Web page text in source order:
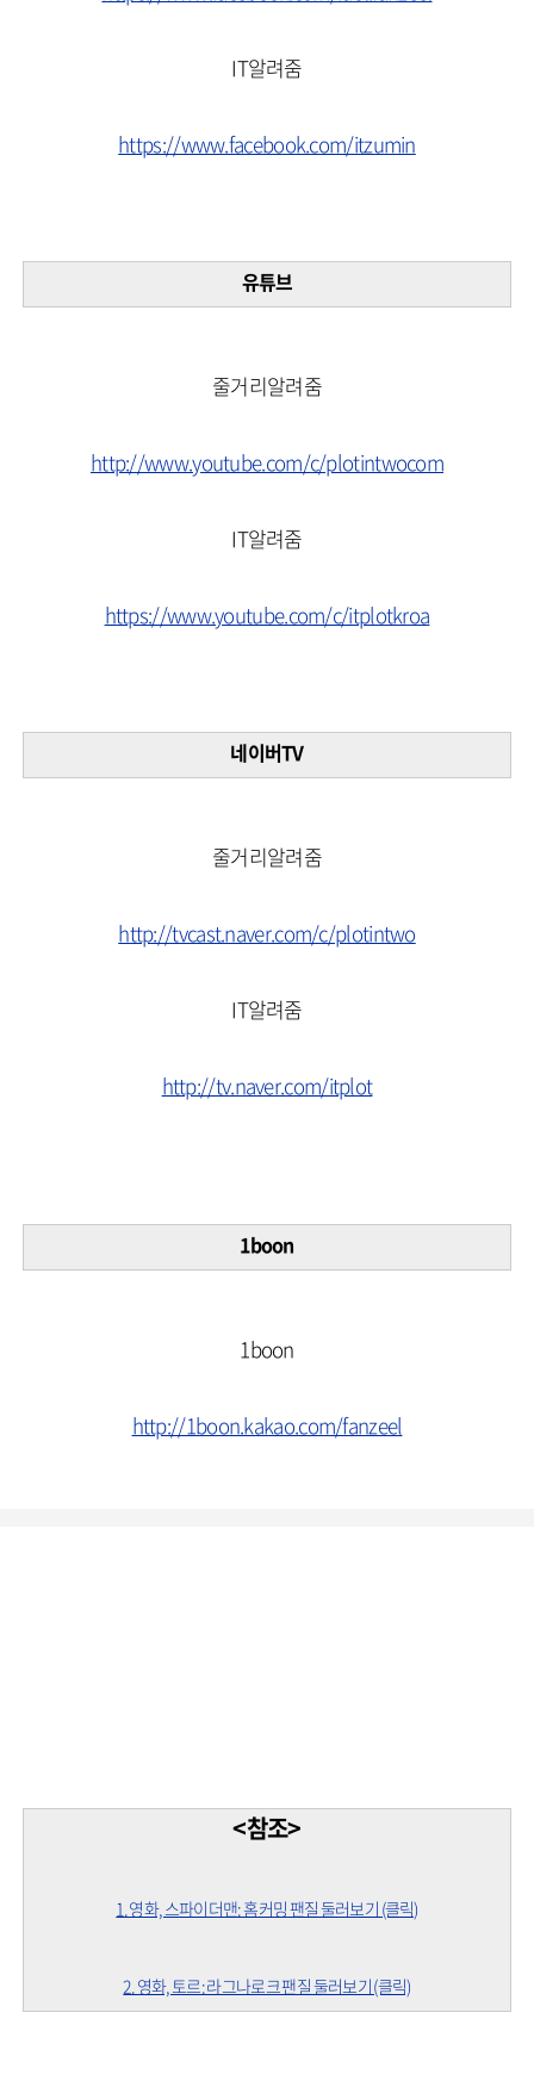
IT알려줌
https://www.facebook.com/itzumin
유튜브
줄거리알려줌
http://www.youtube.com/c/plotintwocom
IT알려줌
https://www.youtube.com/c/itplotkroa
네이버TV
줄거리알려줌
http://tvcast.naver.com/c/plotintwo
IT알려줌
http://tv.naver.com/itplot
1boon
1boon
http://1boon.kakao.com/fanzeel
<참조>
1. 영화, 스파이더맨: 홈커밍 팬질 둘러보기 (클릭)
2. 영화, 토르: 라그나로크 팬질 둘러보기 (클릭)